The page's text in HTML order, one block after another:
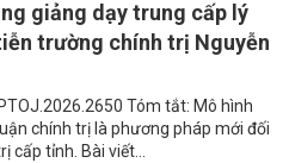
giảng dạy trung cấp lý
trường chính trị Nguyễn
Tóm tắt: Mô hình
chính trị là phương pháp mới đối
cấp tỉnh. Bài viết...